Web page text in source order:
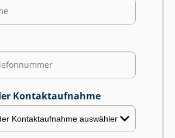
Kontaktaufnahme